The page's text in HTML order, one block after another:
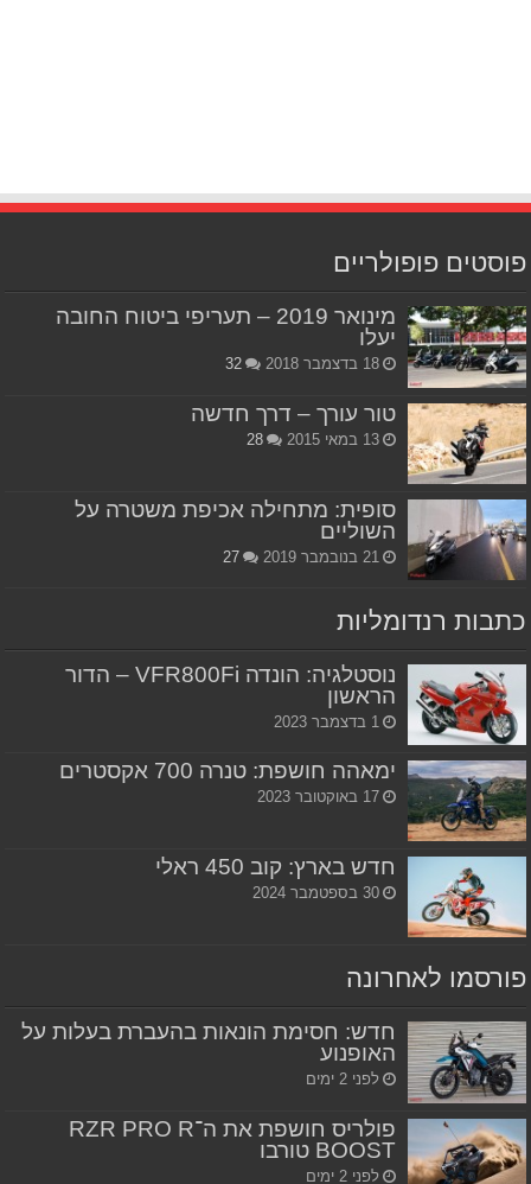
פוסטים פופולריים
מינואר 2019 – תעריפי ביטוח החובה
יעלו
18 בדצמבר 2018 32
טור עורך – דרך חדשה
13 במאי 2015 28
סופית: מתחילה אכיפת משטרה על
השוליים
21 בנובמבר 2019 27
כתבות רנדומליות
נוסטלגיה: הונדה VFR800Fi – הדור
הראשון
1 בדצמבר 2023
ימאהה חושפת: טנרה 700 אקסטרים
17 באוקטובר 2023
חדש בארץ: קוב 450 ראלי
30 בספטמבר 2024
פורסמו לאחרונה
חדש: חסימת הונאות בהעברת בעלות על
האופנוע
לפני 2 ימים
פולריס חושפת את ה־RZR PRO R
BOOST טורבו
לפני 2 ימים